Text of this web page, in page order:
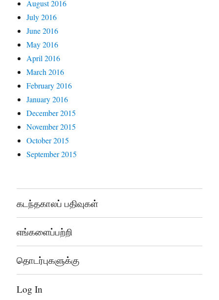
August 2016
July 2016
June 2016
May 2016
April 2016
March 2016
February 2016
January 2016
December 2015
November 2015
October 2015
September 2015
கடந்தகாலப் பதிவுகள்
எங்களைப்பற்றி
தொடர்புகளுக்கு
Log In